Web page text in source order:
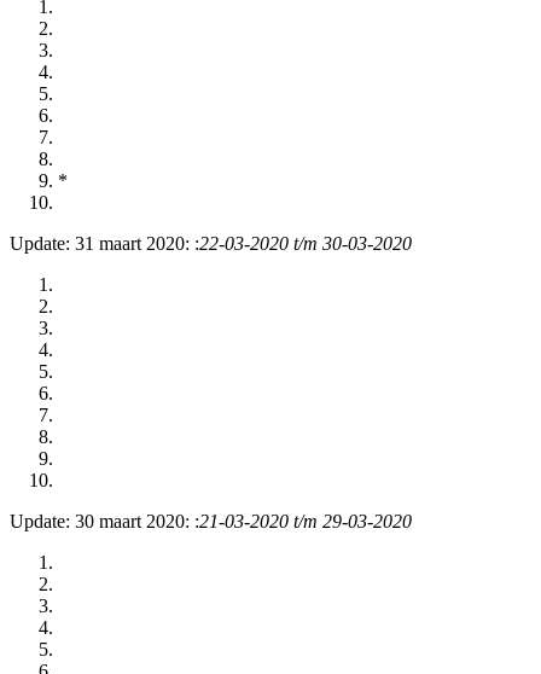
*
Update: 31 maart 2020: :22-03-2020 t/m 30-03-2020
Update: 30 maart 2020: :21-03-2020 t/m 29-03-2020